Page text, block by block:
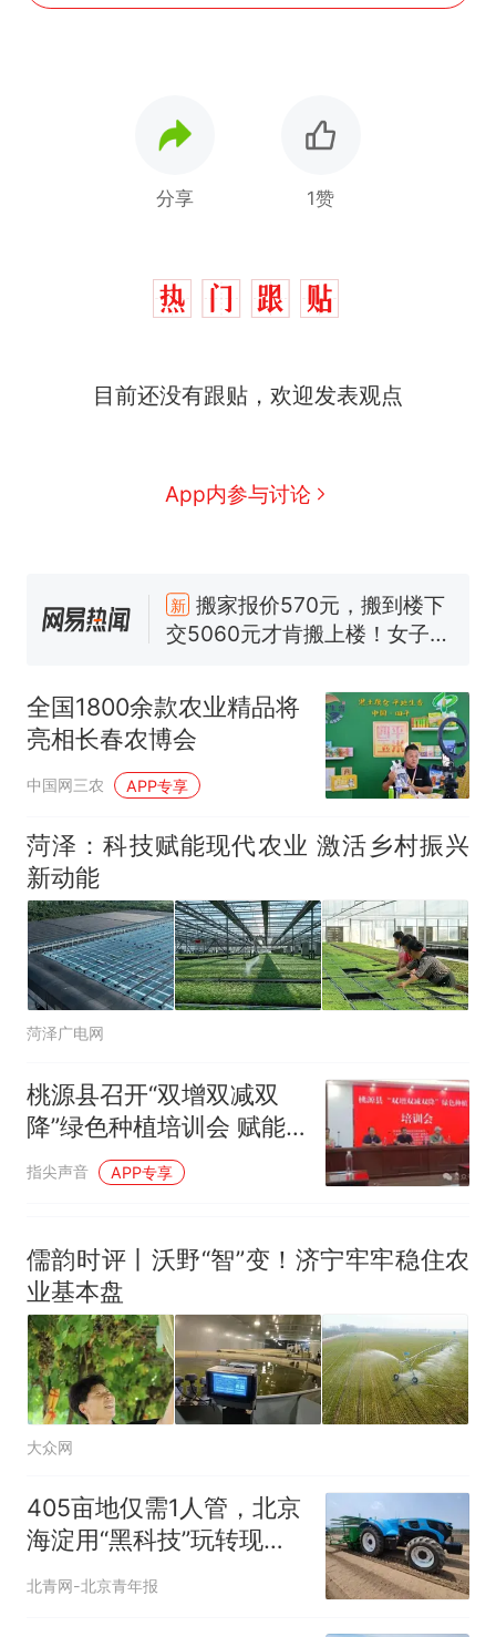
分享 1赞
目前还没有跟贴，欢迎发表观点
App内参与讨论
人生
新 搬家报价570元，搬到楼下
交5060元才肯搬上楼！女子傻
号，仅凭视频评出？中国烹饪
协会回应
台风"白海豚"中心附近最大风
力已达15级 最新研判
佛山一中学招聘物理教师，笔
已叫停招聘，成立调查组全面
笔试第一被第二名传话劝弃考
热 那个在床头放菜刀的女孩，
因老师一句“跟我回家”改写了
人生
全国1800余款农业精品将
亮相长春农博会
中国网三农 APP专享
菏泽：科技赋能现代农业 激活乡村振兴
新动能
菏泽广电网
桃源县召开“双增双减双
降”绿色种植培训会 赋能
富硒农业高质量发展
指尖声音 APP专享
儒韵时评丨沃野“智”变！济宁牢牢稳住农
业基本盘
大众网
405亩地仅需1人管，北京
海淀用“黑科技”玩转现代
农业
北青网-北京青年报